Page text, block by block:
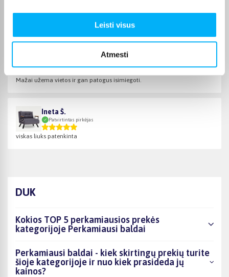
Leisti visus
Atmesti
Mažai užema vietos ir gan patogus isimiegoti.
Ineta Š.
Patvirtintas pirkėjas
viskas liuks patenkinta
DUK
Kokios TOP 5 perkamiausios prekės
kategorijoje Perkamiausi baldai
Perkamiausi baldai - kiek skirtingų prekių turite
šioje kategorijoje ir nuo kiek prasideda jų
kainos?